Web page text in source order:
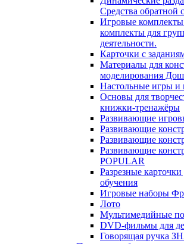
Средства обратной
Игровые
комплекты для
деятельности.
Карточки с
Материалы для
моделирования
Настольные игры и
Основы для
книжки-тренажёры
Развивающие
Развивающие
Развивающие
Развивающие
POPULAR
Разрезные
обучения
Игровые наборы
Лото
Мультимедийные
DVD-фильмы для
Говорящая ручка